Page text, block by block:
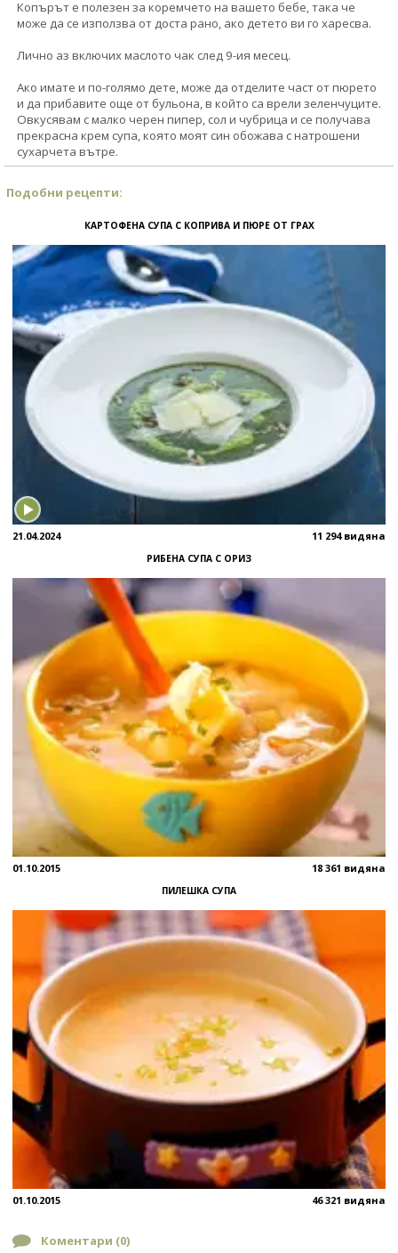
Копърът е полезен за коремчето на вашето бебе, така че
може да се използва от доста рано, ако детето ви го харесва.
Лично аз включих маслото чак след 9-ия месец.
Ако имате и по-голямо дете, може да отделите част от пюрето
и да прибавите още от бульона, в който са врели зеленчуците.
Овкусявам с малко черен пипер, сол и чубрица и се получава
прекрасна крем супа, която моят син обожава с натрошени
сухарчета вътре.
Подобни рецепти:
КАРТОФЕНА СУПА С КОПРИВА И ПЮРЕ ОТ ГРАХ
21.04.2024 11 294 видяна
РИБЕНА СУПА С ОРИЗ
01.10.2015 18 361 видяна
ПИЛЕШКА СУПА
01.10.2015 46 321 видяна
Коментари (0)